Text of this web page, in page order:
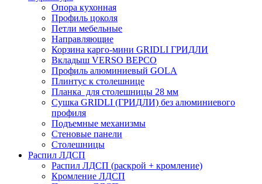
Опора кухонная
Профиль цоколя
Петли мебельные
Направляющие
Корзина карго-мини GRIDLI ГРИДЛИ
Вкладыш VERSO ВЕРСО
Профиль алюминиевый GOLA
Плинтус к столешнице
Планка для столешницы 28 мм
Сушка GRIDLI (ГРИДЛИ) без алюминиевого
профиля
Подъемные механизмы
Стеновые панели
Столешницы
Распил ЛДСП
Распил ЛДСП (раскрой + кромление)
Кромление ЛДСП